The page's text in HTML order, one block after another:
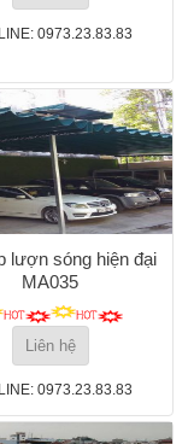
0973.23.83.83
lượn sóng hiện đại
MA035
Liên hệ
0973.23.83.83